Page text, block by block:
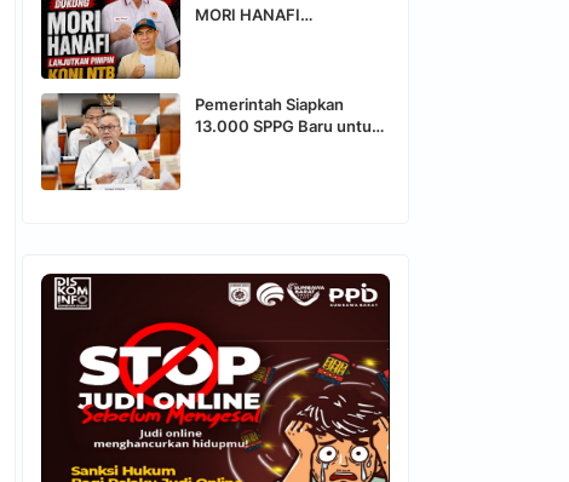
MORI HANAFI
Pemerintah Siapkan
13.000 SPPG Baru untuk